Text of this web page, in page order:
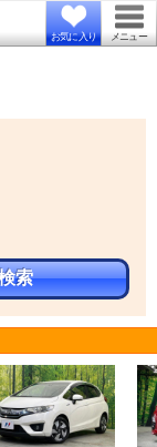
お気に入り メニュー
索